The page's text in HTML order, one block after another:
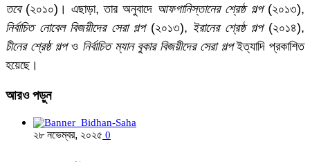
তবে(২০১০)। এছাড়া, তার অনুবাদে আফগানিস্তানের শ্রেষ্ঠ গল্প(২০১৩),
নির্বাচিত নোবেল বিজয়ীদের সেরা গল্প(২০১৩), ইরানের শ্রেষ্ঠ গল্প(২০১৪),
চীনের শ্রেষ্ঠ গল্পও নির্বাচিত ম্যান বুকার বিজয়ীদের সেরা গল্পইত্যাদি প্রকাশিত
হয়েছে।
আরওপড়ুন
২৮ নভেম্বর, ২০২৫ 0